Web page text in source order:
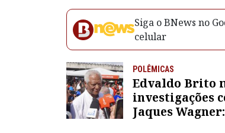
Siga o BNews no
celular
POLÊMICAS
Edvaldo Brito
investigações
Jaques